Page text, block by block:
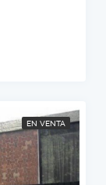
EN VENTA